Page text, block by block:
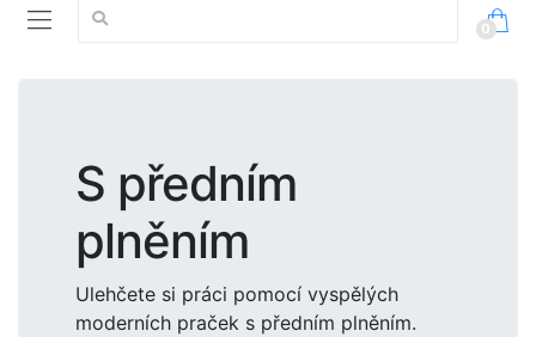
Vyhledávání:
0
S předním
plněním
Ulehčete si práci pomocí vyspělých
moderních praček s předním plněním.